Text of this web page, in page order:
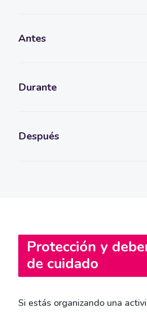
Antes
Durante
Después
Protección y
de cuidado
Si estás organizando una